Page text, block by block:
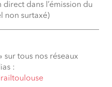
dans l’émission du
non surtaxé)
sur tous nos réseaux
: